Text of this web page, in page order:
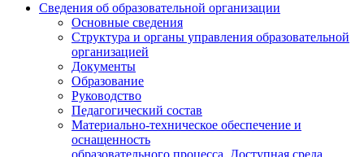
Сведения об образовательной организации
Основные сведения
Структура и органы управления образовательной
организацией
Документы
Образование
Руководство
Педагогический состав
Материально-техническое обеспечение и
оснащенность